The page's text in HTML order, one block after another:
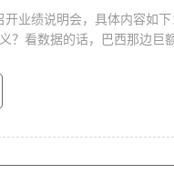
开业绩说明会，具体内容如
？看数据的话，巴西那边巨